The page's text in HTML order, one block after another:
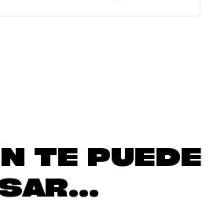
TE PUEDE